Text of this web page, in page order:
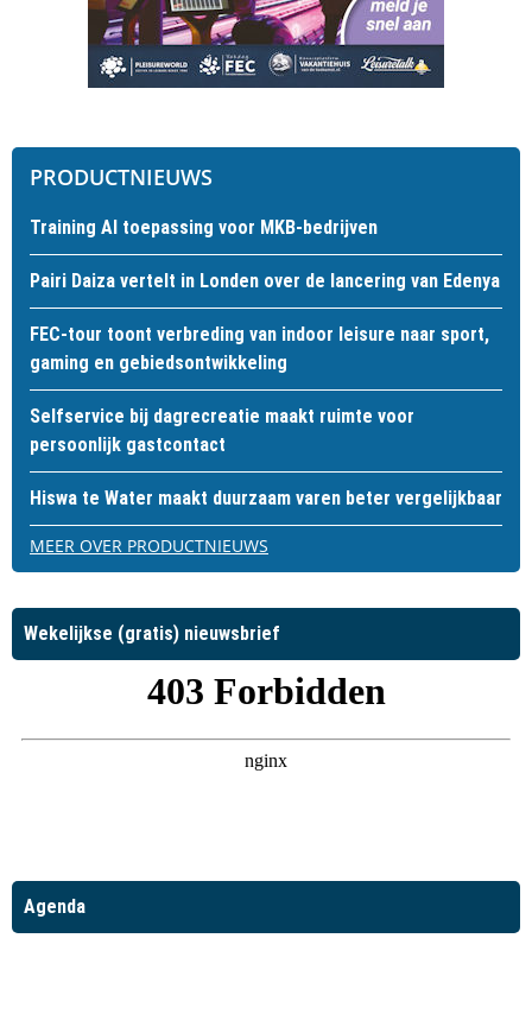
PRODUCTNIEUWS
Training AI toepassing voor MKB-bedrijven
Pairi Daiza vertelt in Londen over de lancering van Edenya
FEC-tour toont verbreding van indoor leisure naar sport,
gaming en gebiedsontwikkeling
Selfservice bij dagrecreatie maakt ruimte voor
persoonlijk gastcontact
Hiswa te Water maakt duurzaam varen beter vergelijkbaar
MEER OVER PRODUCTNIEUWS
Wekelijkse (gratis) nieuwsbrief
Agenda